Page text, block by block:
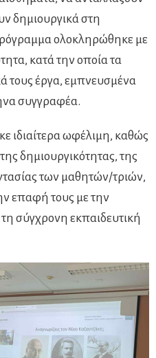
δημιουργικά στη
ολοκληρώθηκε με
κατά την οποία τα
τους έργα, εμπνευσμένα
συγγραφέα.
ιδιαίτερα ωφέλιμη, καθώς
δημιουργικότητας, της
των μαθητών/τριών,
επαφή τους με την
σύγχρονη εκπαιδευτική